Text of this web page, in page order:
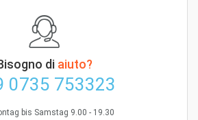
di aiuto?
0735 753323
bis Samstag 9.00 - 19.30